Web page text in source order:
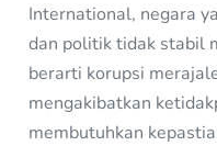
International, negara
dan politik tidak stabil
berarti korupsi
mengakibatkan
membutuhkan